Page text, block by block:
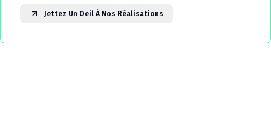
Jettez Un Oeil À Nos Réalisations